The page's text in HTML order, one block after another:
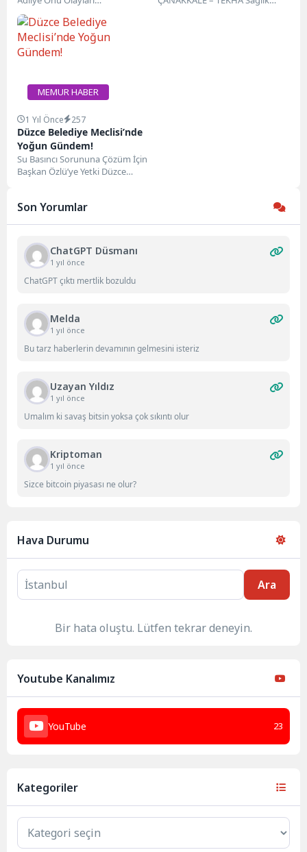
Gündemdeİstanbul Büyükşehir
Belediye (İBB) Başkanı Ekrem
İmamoğlu hakkında yürütülen
iki...
MEMUR HABER
1 Yıl Önce 257
Düzce Belediye Meclisi’nde
Yoğun Gündem!
Su Basıncı Sorununa Çözüm İçin
Başkan Özlü’ye Yetki Düzce
Son Yorumlar
ChatGPT Düsmanı
1 yıl önce
ChatGPT çıktı mertlik bozuldu
Melda
1 yıl önce
Bu tarz haberlerin devamının gelmesini isteriz
Uzayan Yıldız
1 yıl önce
Umalım ki savaş bitsin yoksa çok sıkıntı olur
Kriptoman
1 yıl önce
Sizce bitcoin piyasası ne olur?
Hava Durumu
Ara
Bir hata oluştu. Lütfen tekrar deneyin.
Youtube Kanalımız
YouTube 23
Kategoriler